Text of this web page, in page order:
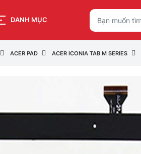
DANH MỤC
ACER PAD ACER ICONIA TAB M SERIES